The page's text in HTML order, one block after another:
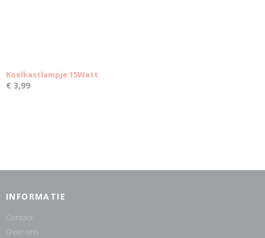
Koelkastlampje 15Watt
€ 3,99
INFORMATIE
Contact
Over ons